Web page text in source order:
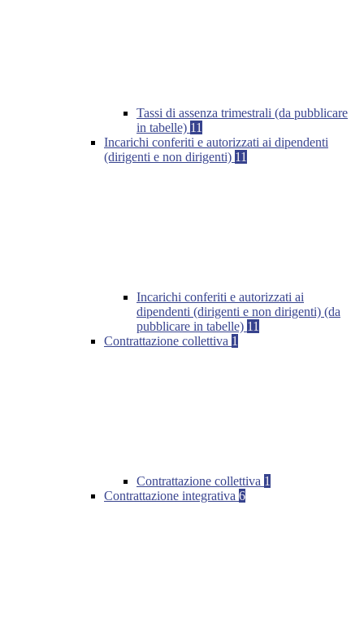
Tassi di assenza trimestrali (da pubblicare
in tabelle) 11
Incarichi conferiti e autorizzati ai dipendenti
(dirigenti e non dirigenti) 11
Incarichi conferiti e autorizzati ai
dipendenti (dirigenti e non dirigenti) (da
pubblicare in tabelle) 11
Contrattazione collettiva 1
Contrattazione collettiva 1
Contrattazione integrativa 6